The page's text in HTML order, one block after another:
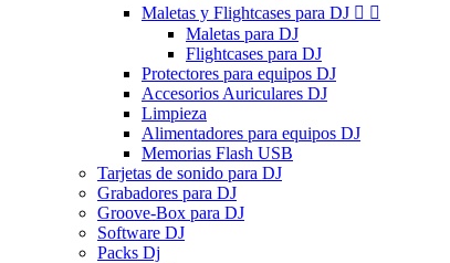
Maletas y Flightcases para DJ  
Maletas para DJ
Flightcases para DJ
Protectores para equipos DJ
Accesorios Auriculares DJ
Limpieza
Alimentadores para equipos DJ
Memorias Flash USB
Tarjetas de sonido para DJ
Grabadores para DJ
Groove-Box para DJ
Software DJ
Packs Dj